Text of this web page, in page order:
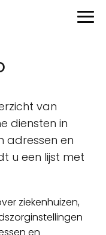
van
diensten in
adressen en
u een lijst met
ziekenhuizen,